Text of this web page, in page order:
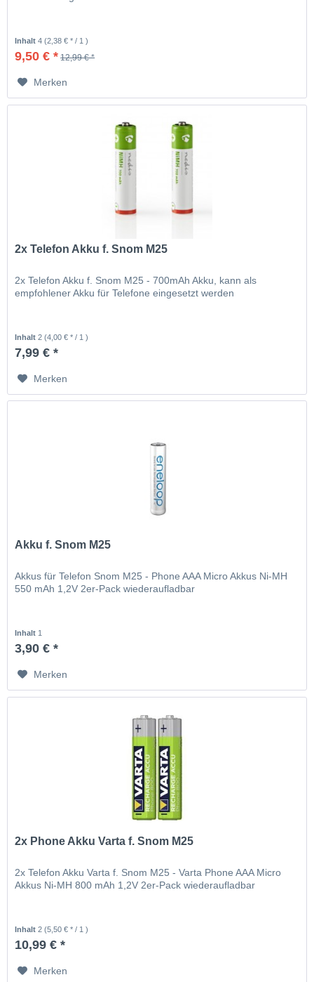
Inhalt4(2,38 € * / 1 )
9,50 € * 12,99 € *
Merken
2x Telefon Akku f. Snom M25
2x Telefon Akku f. Snom M25 - 700mAh Akku, kann als
empfohlener Akku für Telefone eingesetzt werden
Inhalt2(4,00 € * / 1 )
7,99 € *
Merken
Akku f. Snom M25
Akkus für Telefon Snom M25 - Phone AAA Micro Akkus Ni-MH
550 mAh 1,2V 2er-Pack wiederaufladbar
Inhalt 1
3,90 € *
Merken
2x Phone Akku Varta f. Snom M25
2x Telefon Akku Varta f. Snom M25 - Varta Phone AAA Micro
Akkus Ni-MH 800 mAh 1,2V 2er-Pack wiederaufladbar
Inhalt2(5,50 € * / 1 )
10,99 € *
Merken